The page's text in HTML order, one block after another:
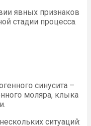
явных признаков
стадии процесса.
синусита –
моляра, клыка
ситуаций: